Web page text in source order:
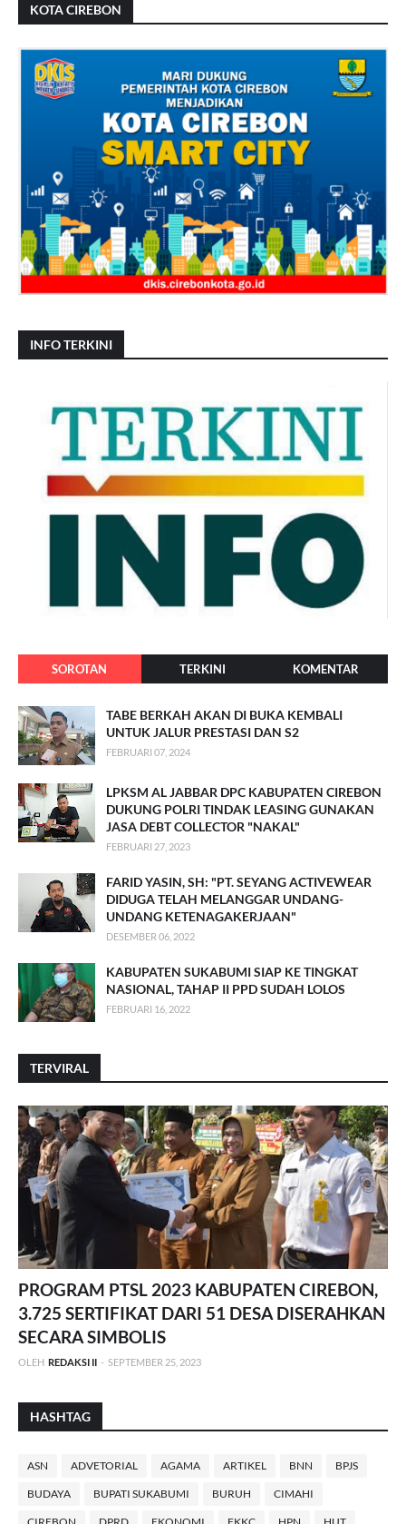
KOTA CIREBON
INFO TERKINI
SOROTAN TERKINI KOMENTAR
TABE BERKAH AKAN DI BUKA KEMBALI
UNTUK JALUR PRESTASI DAN S2
FEBRUARI 07, 2024
LPKSM AL JABBAR DPC KABUPATEN CIREBON
DUKUNG POLRI TINDAK LEASING GUNAKAN
JASA DEBT COLLECTOR "NAKAL"
FEBRUARI 27, 2023
FARID YASIN, SH: "PT. SEYANG ACTIVEWEAR
DIDUGA TELAH MELANGGAR UNDANG-
UNDANG KETENAGAKERJAAN"
DESEMBER 06, 2022
KABUPATEN SUKABUMI SIAP KE TINGKAT
NASIONAL, TAHAP II PPD SUDAH LOLOS
FEBRUARI 16, 2022
TERVIRAL
PROGRAM PTSL 2023 KABUPATEN CIREBON,
3.725 SERTIFIKAT DARI 51 DESA DISERAHKAN
SECARA SIMBOLIS
OLEH REDAKSI II - SEPTEMBER 25, 2023
HASHTAG
ASN ADVETORIAL AGAMA ARTIKEL BNN BPJS
BUDAYA BUPATI SUKABUMI BURUH CIMAHI